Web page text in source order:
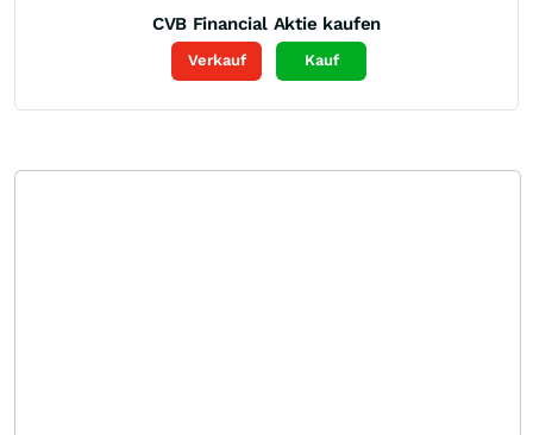
CVB Financial Aktie kaufen
Verkauf Kauf